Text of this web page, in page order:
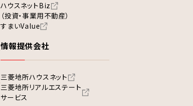
ハウスネットBiz
（投資・事業用不動産）
すまいValue
情報提供会社
三菱地所ハウスネット
三菱地所リアルエステート
サービス